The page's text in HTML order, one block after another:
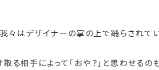
々はデザイナーの掌の上で踊らされて
相手によって「おや？」と思わせるのも